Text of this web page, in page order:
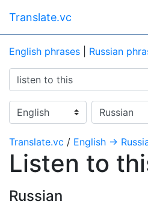
Translate.vc
English phrases Russian
Translate.vc / English →
Listen to
Russian